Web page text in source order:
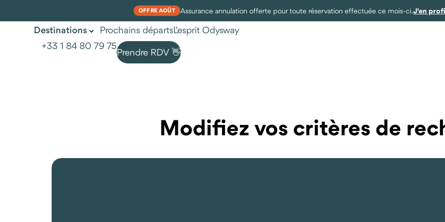
OFFRE AOÛT Assurance annulation offerte pour toute réservation effectuée ce mois-ci.J'en
Destinations Prochains départsL'esprit Odysway
+33 1 84 80 79 75Prendre RDV 👋
Modifiez vos critères de